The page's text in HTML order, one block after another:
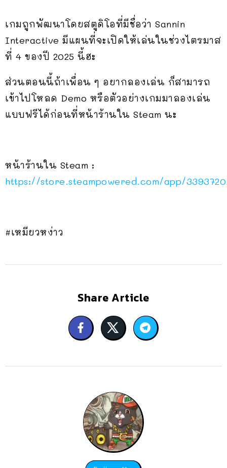
เกมถูกพัฒนาโดยสตูดิโอที่มีชื่อว่า Sannin
Interactive มีแผนที่จะเปิดให้เล่นในช่วงไตรมาส
ที่ 4 ของปี 2025 นี้ฮะ
ส่วนตอนนี้ถ้าเพื่อน ๆ อยากลองเล่น ก็สามารถ
เข้าไปโหลด Demo หรือตัวอย่างเกมมาลองเล่น
แบบฟรีได้ก่อนที่หน้าร้านใน Steam นะ
หน้าร้านใน Steam :
https://store.steampowered.com/app/
#เหมียวหง่าว
Share Article